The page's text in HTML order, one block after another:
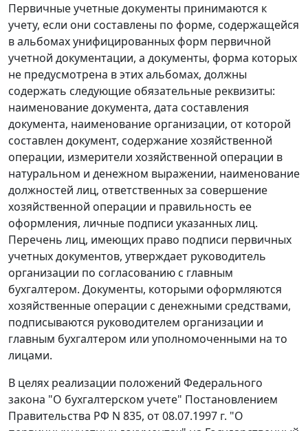
Первичные учетные документы принимаются к
учету, если они составлены по форме, содержащейся
в альбомах унифицированных форм первичной
учетной документации, а документы, форма которых
не предусмотрена в этих альбомах, должны
содержать следующие обязательные реквизиты:
наименование документа, дата составления
документа, наименование организации, от которой
составлен документ, содержание хозяйственной
операции, измерители хозяйственной операции в
натуральном и денежном выражении, наименование
должностей лиц, ответственных за совершение
хозяйственной операции и правильность ее
оформления, личные подписи указанных лиц.
Перечень лиц, имеющих право подписи первичных
учетных документов, утверждает руководитель
организации по согласованию с главным
бухгалтером. Документы, которыми оформляются
хозяйственные операции с денежными средствами,
подписываются руководителем организации и
главным бухгалтером или уполномоченными на то
лицами.
В целях реализации положений Федерального
закона "О бухгалтерском учете" Постановлением
Правительства РФ N 835, от 08.07.1997 г. "О